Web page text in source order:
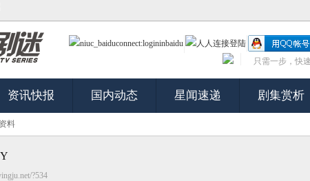
只需一步，快
资讯快报 国内动态 星闻速递 剧集赏析
料
?534